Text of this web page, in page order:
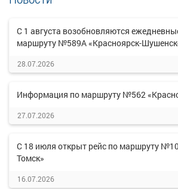
С 1 августа возобновляются
маршруту №589А «Красноярск-
28.07.2026
Информация по маршруту №562
27.07.2026
С 18 июля открыт рейс по маршруту
Томск»
16.07.2026